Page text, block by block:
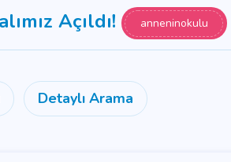
Açıldı! anneninokulu
Detaylı Arama